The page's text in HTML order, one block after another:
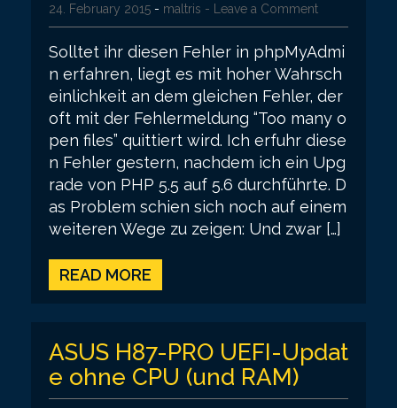
24. February 2015 - maltris - Leave a Comment
Solltet ihr diesen Fehler in phpMyAdmi
n erfahren, liegt es mit hoher Wahrsch
einlichkeit an dem gleichen Fehler, der
oft mit der Fehlermeldung “Too many o
pen files” quittiert wird. Ich erfuhr diese
n Fehler gestern, nachdem ich ein Upg
rade von PHP 5.5 auf 5.6 durchführte. D
as Problem schien sich noch auf einem
weiteren Wege zu zeigen: Und zwar […]
READ MORE
ASUS H87-PRO UEFI-Updat
e ohne CPU (und RAM)